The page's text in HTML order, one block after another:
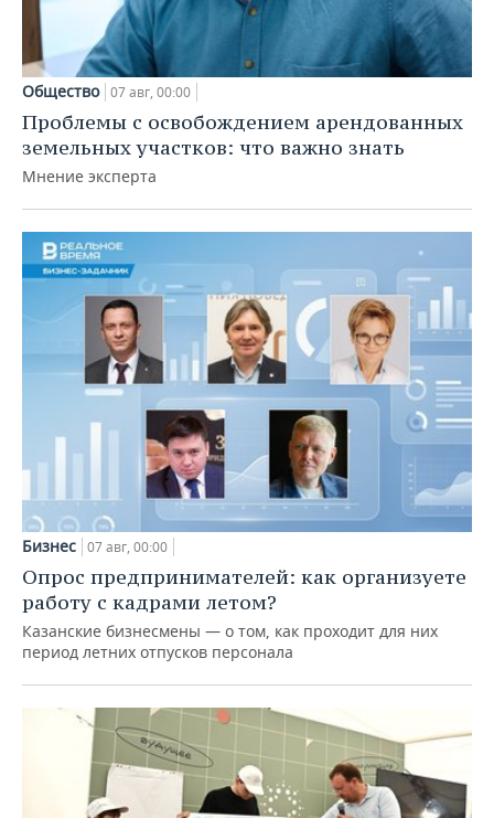
Общество 07 авг, 00:00
Проблемы с освобождением арендованных
земельных участков: что важно знать
Мнение эксперта
Бизнес 07 авг, 00:00
Опрос предпринимателей: как организуете
работу с кадрами летом?
Казанские бизнесмены — о том, как проходит для них
период летних отпусков персонала